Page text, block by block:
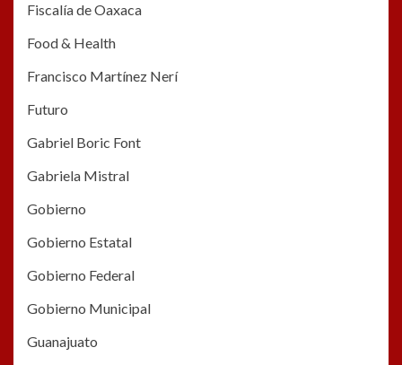
Fiscalía de Oaxaca
Food & Health
Francisco Martínez Nerí
Futuro
Gabriel Boric Font
Gabriela Mistral
Gobierno
Gobierno Estatal
Gobierno Federal
Gobierno Municipal
Guanajuato